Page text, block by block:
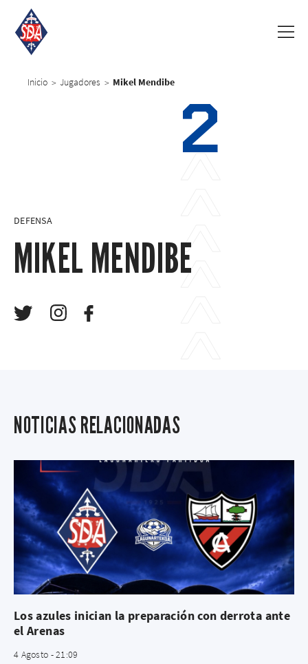
Inicio > Jugadores > Mikel Mendibe
2
DEFENSA
MIKEL MENDIBE
NOTICIAS RELACIONADAS
Los azules inician la preparación con derrota ante
el Arenas
4 Agosto - 21:09